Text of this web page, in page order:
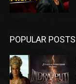
POPULAR POSTS